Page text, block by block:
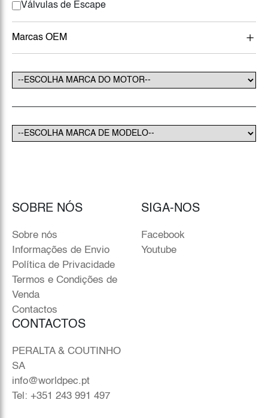
Válvulas de Escape
Marcas OEM
SOBRE NÓS
Sobre nós
Informações de Envio
Política de Privacidade
Termos e Condições de
Venda
Contactos
SIGA-NOS
Facebook
Youtube
CONTACTOS
PERALTA & COUTINHO
SA
info@worldpec.pt
Tel: +351 243 991 497